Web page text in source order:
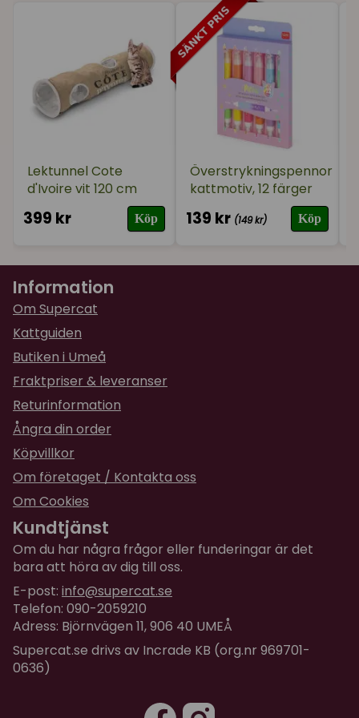
Lektunnel Cote
d'Ivoire vit 120 cm
399 kr Köp
Överstrykningspennor
kattmotiv, 12 färger
139 kr (149 kr) Köp
Information
Om Supercat
Kattguiden
Butiken i Umeå
Fraktpriser & leveranser
Returinformation
Ångra din order
Köpvillkor
Om företaget / Kontakta oss
Om Cookies
Kundtjänst
Om du har några frågor eller funderingar är det
bara att höra av dig till oss.
E-post: info@supercat.se
Telefon: 090-2059210
Adress: Björnvägen 11, 906 40 UMEÅ
Supercat.se drivs av Incrade KB (org.nr 969701-
0636)